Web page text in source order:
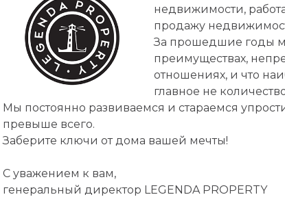
недвижимости,
продажу
За прошедшие годы
преимуществах,
отношениях, и что
главное не
Мы постоянно развиваемся и стараемся
превыше всего.
Заберите ключи от дома вашей мечты!
С уважением к вам,
генеральный директор LEGENDA PROPERTY